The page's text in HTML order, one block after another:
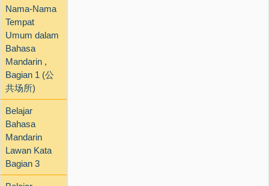
Nama-Nama
Tempat
Umum dalam
Bahasa
Mandarin ,
Bagian 1 (公
共场所)
Belajar
Bahasa
Mandarin
Lawan Kata
Bagian 3